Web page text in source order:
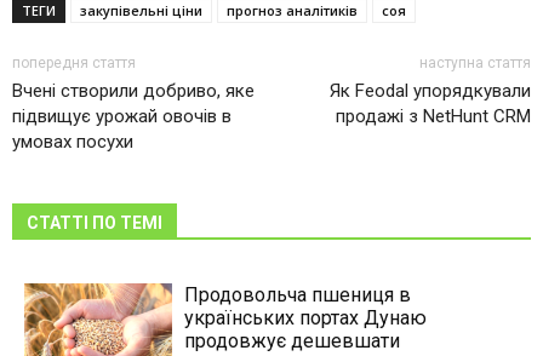
ТЕГИ закупівельні ціни прогноз аналітиків соя
попередня стаття
Вчені створили добриво, яке
підвищує урожай овочів в
умовах посухи
наступна стаття
Як Feodal упорядкували
продажі з NetHunt CRM
СТАТТІ ПО ТЕМІ
Продовольча пшениця в
українських портах Дунаю
продовжує дешевшати